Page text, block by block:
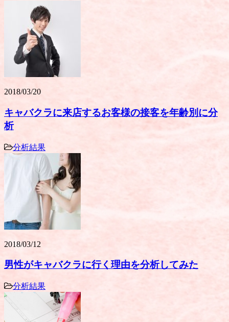
2018/03/20
キャバクラに来店するお客様の接客を年齢別に分
析
分析結果
2018/03/12
男性がキャバクラに行く理由を分析してみた
分析結果